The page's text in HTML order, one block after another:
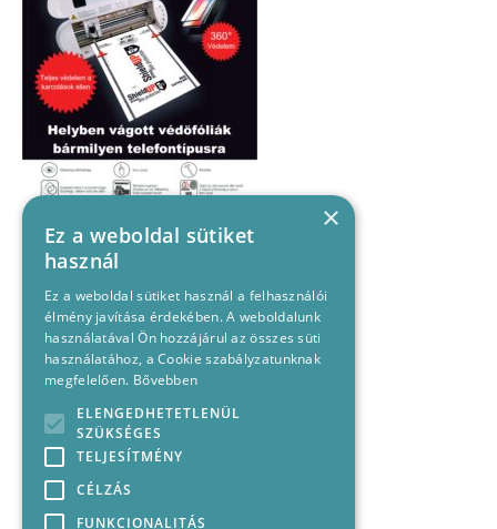
×
Ez a weboldal sütiket
használ
Ez a weboldal sütiket használ a felhasználói
élmény javítása érdekében. A weboldalunk
használatával Ön hozzájárul az összes süti
használatához, a Cookie szabályzatunknak
megfelelően. Bővebben
ELENGEDHETETLENÜL
SZÜKSÉGES
TELJESÍTMÉNY
CÉLZÁS
FUNKCIONALITÁS